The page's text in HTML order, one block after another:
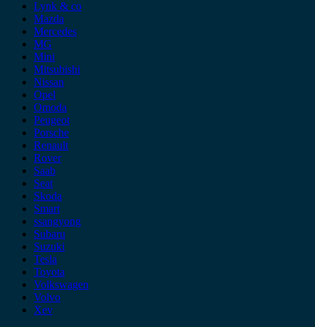
Lynk & co
Mazda
Mercedes
MG
Mini
Mitsubishi
Nissan
Opel
Omoda
Peugeot
Porsche
Renault
Rover
Saab
Seat
Skoda
Smart
ssangyong
Subaru
Suzuki
Tesla
Toyota
Volkswagen
Volvo
Xev